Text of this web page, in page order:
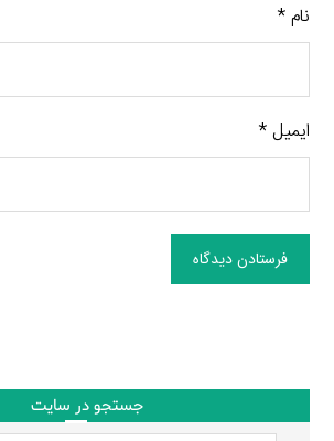
نام*
ایمیل*
فرستادن دیدگاه
جستجو در سایت